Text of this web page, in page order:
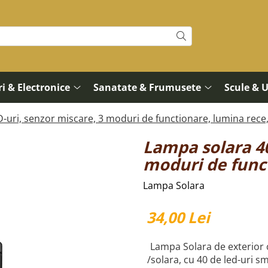
& Electronice Sanatate & Frumusete Scule &
uri, senzor miscare, 3 moduri de functionare, lumina
Lampa solara
moduri de
Lampa Solara
34,00 Lei
Lampa Solara de
/solara, cu 40 de led-uri